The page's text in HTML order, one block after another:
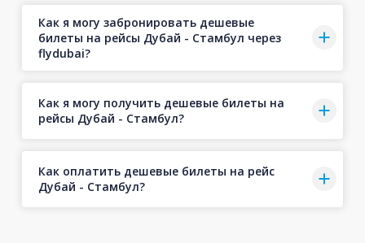
Как я могу забронировать дешевые
билеты на рейсы Дубай - Стамбул через
flydubai?
Как я могу получить дешевые билеты на
рейсы Дубай - Стамбул?
Как оплатить дешевые билеты на рейс
Дубай - Стамбул?